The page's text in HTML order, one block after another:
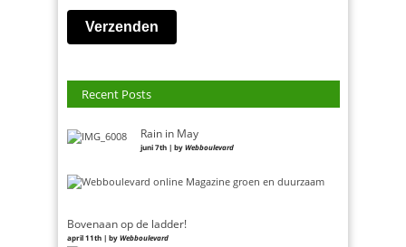
Recent Posts
Rain in May
juni 7th | byWebboulevard
Bovenaan op de ladder!
april 11th | byWebboulevard